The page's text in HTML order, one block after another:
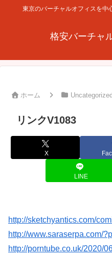
東京のバーチャルオフィスを中
格安バーチャ
ホーム Uncategorized
リンクV1083
X
LINE
http://sketchyantics.com/
http://www.saraserpa.com/
http://porntube.co.uk/2020/